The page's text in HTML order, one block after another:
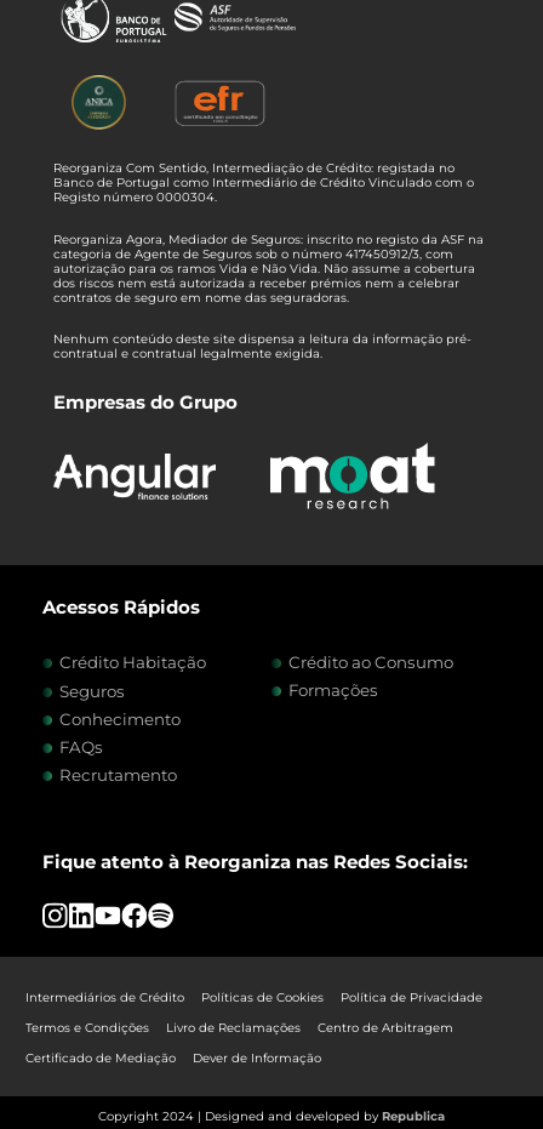
Reorganiza Com Sentido, Intermediação de Crédito: registada no
Banco de Portugal como Intermediário de Crédito Vinculado com o
Registo número 0000304.
Reorganiza Agora, Mediador de Seguros: inscrito no registo da ASF na
categoria de Agente de Seguros sob o número 417450912/3, com
autorização para os ramos Vida e Não Vida. Não assume a cobertura
dos riscos nem está autorizada a receber prémios nem a celebrar
contratos de seguro em nome das seguradoras.
Nenhum conteúdo deste site dispensa a leitura da informação pré-
contratual e contratual legalmente exigida.
Empresas do Grupo
Acessos Rápidos
Crédito Habitação
Crédito ao Consumo
Seguros
Formações
Conhecimento
FAQs
Recrutamento
Fique atento à Reorganiza nas Redes Sociais:
Intermediários de Crédito Políticas de Cookies
Política de Privacidade
Termos e Condições
Livro de Reclamações
Centro de Arbitragem
Certificado de Mediação
Dever de Informação
Copyright 2024 | Designed and developed byRepublica